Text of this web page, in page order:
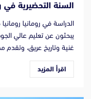
السنة التحضيرية في
الدراسة في رومانيا
يبحثون عن تعليم عالي
غنية وتاريخ عريق، وتقدم
اقرأ المزيد